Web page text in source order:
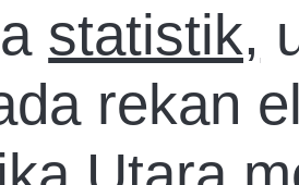
statistik,
rekan